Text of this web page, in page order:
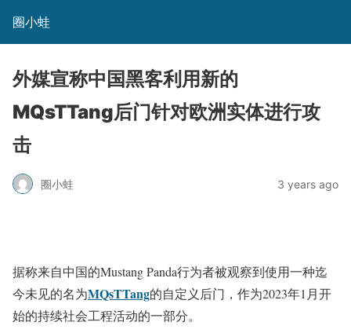
圈小蛙
外媒宣称中国黑客利用新的
MQsTTang后门针对欧洲实体进行攻
击
圈小蛙 3 years ago
据称来自中国的Mustang Panda行为者被观察到使用一种迄
今未见的名为MQsTTang的自定义后门，作为2023年1月开
始的持续社会工程活动的一部分。